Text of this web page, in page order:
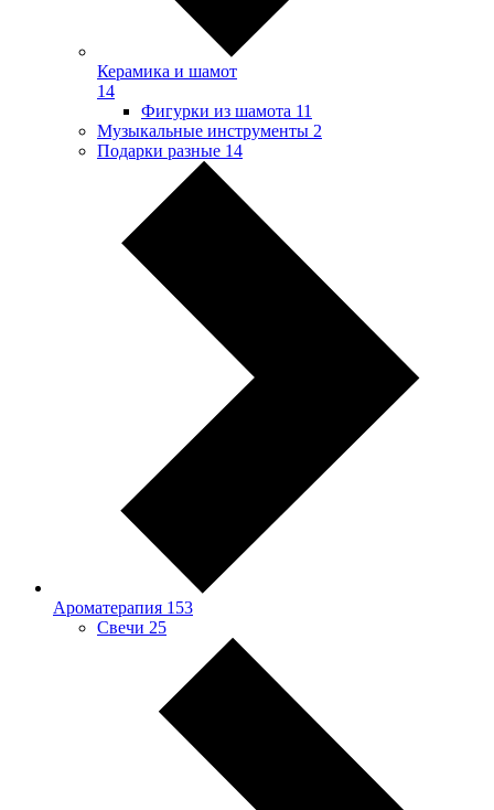
Керамика и шамот
14
Фигурки из шамота 11
Музыкальные инструменты 2
Подарки разные 14
Ароматерапия 153
Свечи 25